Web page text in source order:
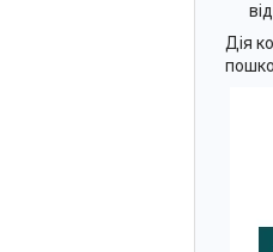
Дія